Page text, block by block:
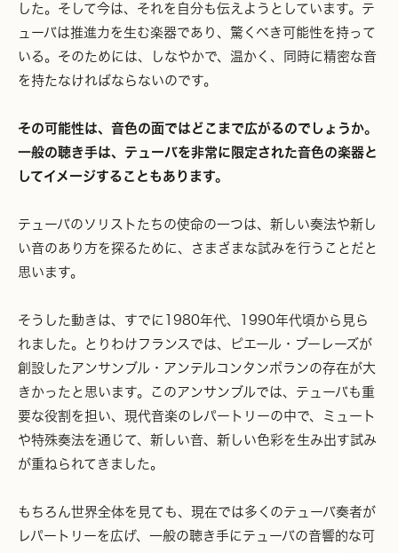
した。そして今は、それを自分も伝えようとしています。テ
ューバは推進力を生む楽器であり、驚くべき可能性を持って
いる。そのためには、しなやかで、温かく、同時に精密な音
を持たなければならないのです。
その可能性は、音色の面ではどこまで広がるのでしょうか。
一般の聴き手は、テューバを非常に限定された音色の楽器と
してイメージすることもあります。
テューバのソリストたちの使命の一つは、新しい奏法や新し
い音のあり方を探るために、さまざまな試みを行うことだと
思います。
そうした動きは、すでに1980年代、1990年代頃から見ら
れました。とりわけフランスでは、ピエール・ブーレーズが
創設したアンサンブル・アンテルコンタンポランの存在が大
きかったと思います。このアンサンブルでは、テューバも重
要な役割を担い、現代音楽のレパートリーの中で、ミュート
や特殊奏法を通じて、新しい音、新しい色彩を生み出す試み
が重ねられてきました。
もちろん世界全体を見ても、現在では多くのテューバ奏者が
レパートリーを広げ、一般の聴き手にテューバの音響的な可